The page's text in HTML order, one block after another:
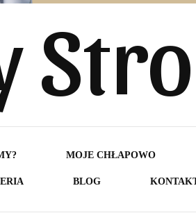
MOJE CHŁAPOWO
BLOG